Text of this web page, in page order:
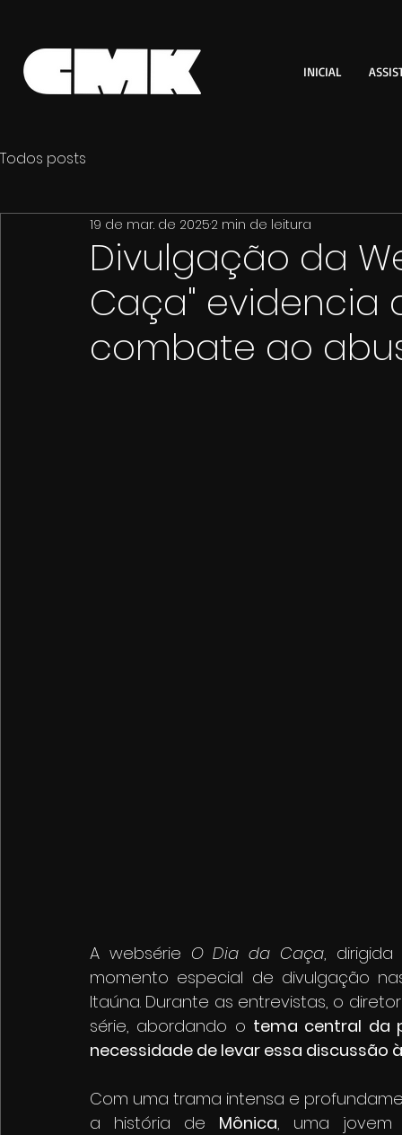
INICIAL
Todos posts
Divulgação da
Caça"
combate ao
19 de mar. de 20252 min de leitura
A websérie O Dia da Caça,
momento especial de divulgação
Itaúna. Durante as entrevistas, o
série, abordando o tema central da
necessidade de levar essa discussão
Com uma trama intensa e
a história de Mônica, uma jovem